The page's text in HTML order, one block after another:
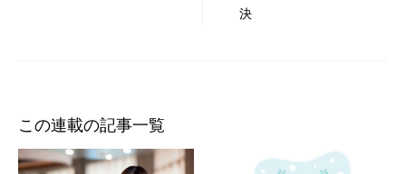
決
この連載の記事一覧